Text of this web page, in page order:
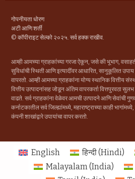
गोपनीयता धोरण
अटी आणि शर्ती
© कॉपीराइट सेल्को २०२५. सर्व हक्क राखीव.
आम्ही आमच्या ग्राहकांच्या गरजा ऐकून, जसे की भूभाग,
सुविधांची स्थिती आणि इत्यादींवर आधारित, सानुकूलित
वापरतो. आम्ही आमच्या ग्राहकांना योग्य स्थानिक वित्तीय
वित्तीय उत्पादनांसह जोडून अंतिम वापरकर्ता वित्तपुरवठा
वाढते. सर्व ग्राहकांना वेळेवर आमची उत्पादने आणि सेवांची
कर्नाटकातील सर्व जिल्ह्यांमध्ये, महाराष्ट्राच्या काही
कंपनी शाखांद्वारे उपायांचा वापर करतो.
English हिन्दी(Hindi)
Malayalam (India)